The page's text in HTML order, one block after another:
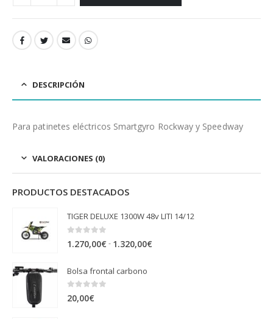
DESCRIPCIÓN
Para patinetes eléctricos Smartgyro Rockway y Speedway
VALORACIONES (0)
PRODUCTOS DESTACADOS
TIGER DELUXE 1300W 48v LITI 14/12
1.270,00€ - 1.320,00€
Bolsa frontal carbono
0 out of 5
20,00€